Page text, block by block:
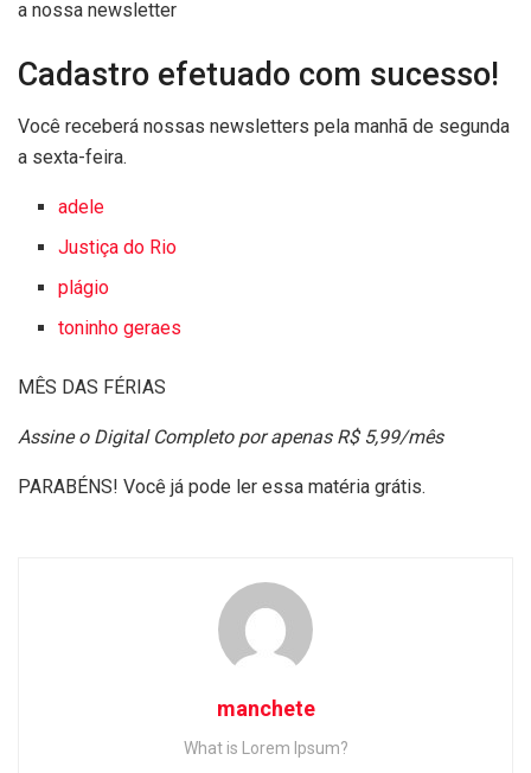
a nossa newsletter
Cadastro efetuado com sucesso!
Você receberá nossas newsletters pela manhã de segunda
a sexta-feira.
adele
Justiça do Rio
plágio
toninho geraes
MÊS DAS FÉRIAS
Assine o Digital Completo por apenas R$ 5,99/mês
PARABÉNS! Você já pode ler essa matéria grátis.
manchete
What is Lorem Ipsum?